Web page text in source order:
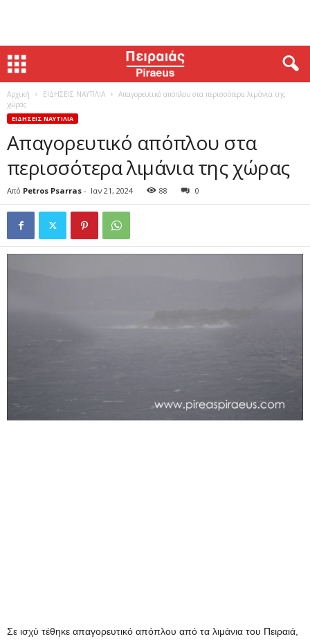
Αρχική ΕΙΔΗΣΕΙΣ ΝΑΥΤΙΛΙΑ
Απαγορευτικό απόπλου στα περισσότερα λιμάνια της
χώρας
ΕΙΔΗΣΕΙΣ ΝΑΥΤΙΛΙΑ
Απαγορευτικό απόπλου στα
περισσότερα λιμάνια της χώρας
Από Petros Psarras - Ιαν 21, 2024 88 0
Σε ισχύ τέθηκε απαγορευτικό απόπλου από τα λιμάνια του Πειραιά,